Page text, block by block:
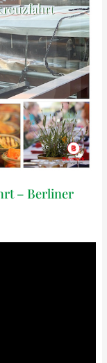
– Berliner